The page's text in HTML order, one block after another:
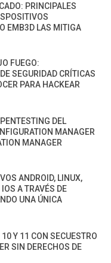
PRINCIPALES
EMB3D LAS MITIGA
FUEGO:
SEGURIDAD CRÍTICAS
PARA HACKEAR
DEL
MANAGER
MANAGER
ANDROID, LINUX,
A TRAVÉS DE
UNA ÚNICA
Y 11 CON SECUESTRO
SIN DERECHOS DE